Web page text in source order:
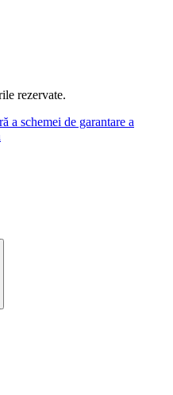
rezervate.
a schemei de garantare a